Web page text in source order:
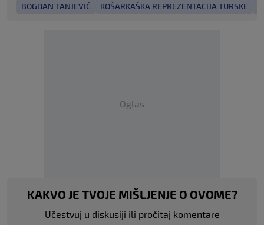
BOGDAN TANJEVIĆ KOŠARKAŠKA REPREZENTACIJA TURSKE
Oglas
KAKVO JE TVOJE MIŠLJENJE O OVOME?
Učestvuj u diskusiji ili pročitaj komentare